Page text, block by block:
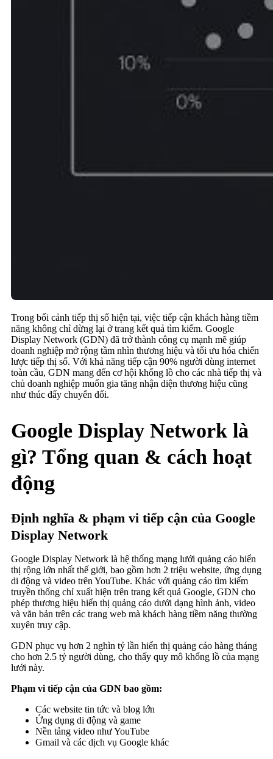
Trong bối cảnh tiếp thị số hiện tại, việc tiếp cận khách hàng tiềm
năng không chỉ dừng lại ở trang kết quả tìm kiếm. Google
Display Network (GDN) đã trở thành công cụ mạnh mẽ giúp
doanh nghiệp mở rộng tầm nhìn thương hiệu và tối ưu hóa chiến
lược tiếp thị số. Với khả năng tiếp cận 90% người dùng internet
toàn cầu, GDN mang đến cơ hội khổng lồ cho các nhà tiếp thị và
chủ doanh nghiệp muốn gia tăng nhận diện thương hiệu cũng
như thúc đẩy chuyển đổi.
Google Display Network là
gì? Tổng quan & cách hoạt
động
Định nghĩa & phạm vi tiếp cận của Google
Display Network
Google Display Network là hệ thống mạng lưới quảng cáo hiển
thị rộng lớn nhất thế giới, bao gồm hơn 2 triệu website, ứng dụng
di động và video trên YouTube. Khác với quảng cáo tìm kiếm
truyền thống chỉ xuất hiện trên trang kết quả Google, GDN cho
phép thương hiệu hiển thị quảng cáo dưới dạng hình ảnh, video
và văn bản trên các trang web mà khách hàng tiềm năng thường
xuyên truy cập.
GDN phục vụ hơn 2 nghìn tỷ lần hiển thị quảng cáo hàng tháng
cho hơn 2.5 tỷ người dùng, cho thấy quy mô khổng lồ của mạng
lưới này.
Phạm vi tiếp cận của GDN bao gồm:
Các website tin tức và blog lớn
Ứng dụng di động và game
Nền tảng video như YouTube
Gmail và các dịch vụ Google khác